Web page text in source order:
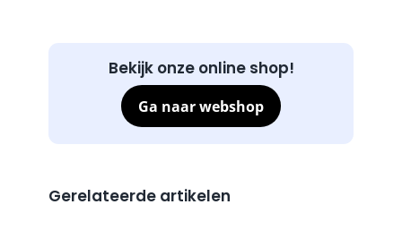
Bekijk onze online shop!
Ga naar webshop
Gerelateerde artikelen